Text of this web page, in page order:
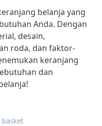
belanja yang
Anda. Dengan
desain,
roda, dan faktor-
keranjang
dan
basket